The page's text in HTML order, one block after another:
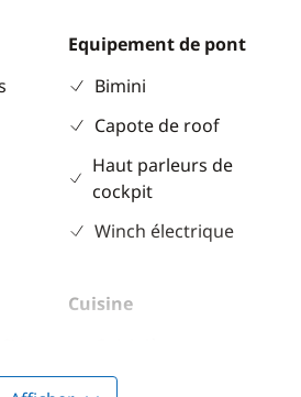
Equipement de pont
Bimini
Capote de roof
Haut parleurs de
cockpit
Winch électrique
Cuisine
Machine à café